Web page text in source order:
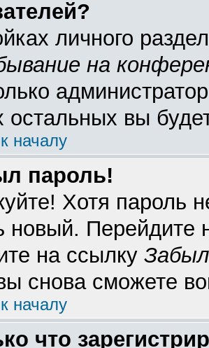
личного
на
остальных вы
началу
пароль!
Хотя пароль
новый. Перейдите
на ссылку
снова сможете
началу
что